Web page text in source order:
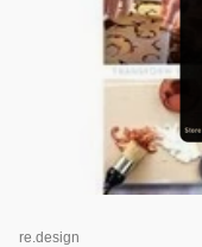
re.design